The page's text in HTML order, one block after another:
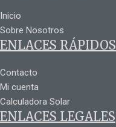
Inicio
Sobre Nosotros
ENLACES RÁPIDOS
Contacto
Mi cuenta
Calculadora Solar
ENLACES LEGALES